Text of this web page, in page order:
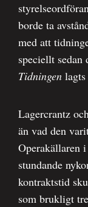
borde ta
med att
speciellt sedan
Tidningen lagts
Lagercrantz
än vad den
Operakällaren
stundande
kontraktstid
som brukligt